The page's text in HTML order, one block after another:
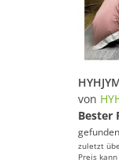
von
Bester
zuletzt
Preis